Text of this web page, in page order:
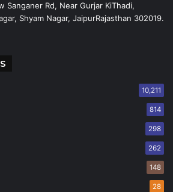
Sanganer Rd, Near Gurjar KiThadi,
Shyam Nagar, JaipurRajasthan 302019.
10,211
814
298
262
148
28